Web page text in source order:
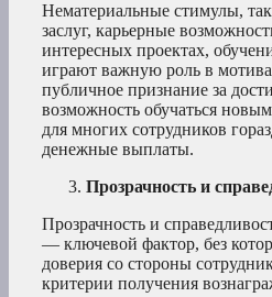
Нематериальные стимулы,
заслуг, карьерные
интересных проектах,
играют важную роль в
публичное признание за
возможность обучаться
для многих сотрудников
денежные выплаты.
Прозрачность и
Прозрачность и
— ключевой фактор, без
доверия со стороны
критерии получения